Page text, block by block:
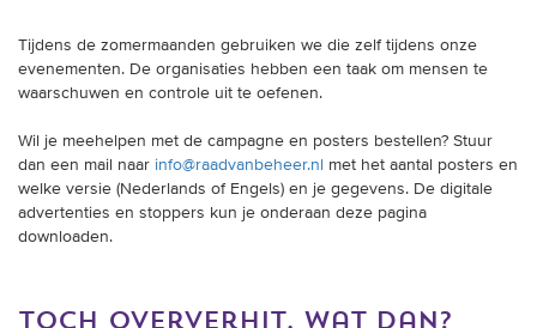
Tijdens de zomermaanden gebruiken we die zelf tijdens onze
evenementen. De organisaties hebben een taak om mensen te
waarschuwen en controle uit te oefenen.
Wil je meehelpen met de campagne en posters bestellen? Stuur
dan een mail naar info@raadvanbeheer.nl
met het aantal posters en
welke versie (Nederlands of Engels) en je gegevens. De digitale
advertenties en stoppers kun je onderaan deze pagina
downloaden.
toch oververhit, wat dan?